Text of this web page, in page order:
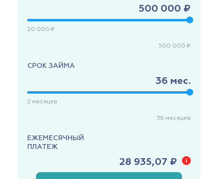
500 000 ₽
20 000 ₽
500 000 ₽
СРОК ЗАЙМА
36 мес.
2 месяцев
36 месяцев
ЕЖЕМЕСЯЧНЫЙ
ПЛАТЕЖ
28 935,07 ₽